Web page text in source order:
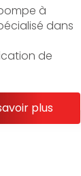
à
dans
de
plus